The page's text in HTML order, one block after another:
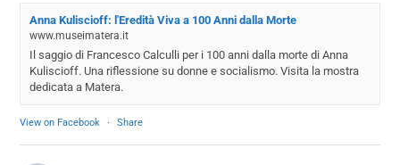
Anna Kuliscioff: l'Eredità Viva a 100 Anni dalla Morte
www.museimatera.it
Il saggio di Francesco Calculli per i 100 anni dalla morte di Anna
Kuliscioff. Una riflessione su donne e socialismo. Visita la mostra
dedicata a Matera.
View on Facebook · Share